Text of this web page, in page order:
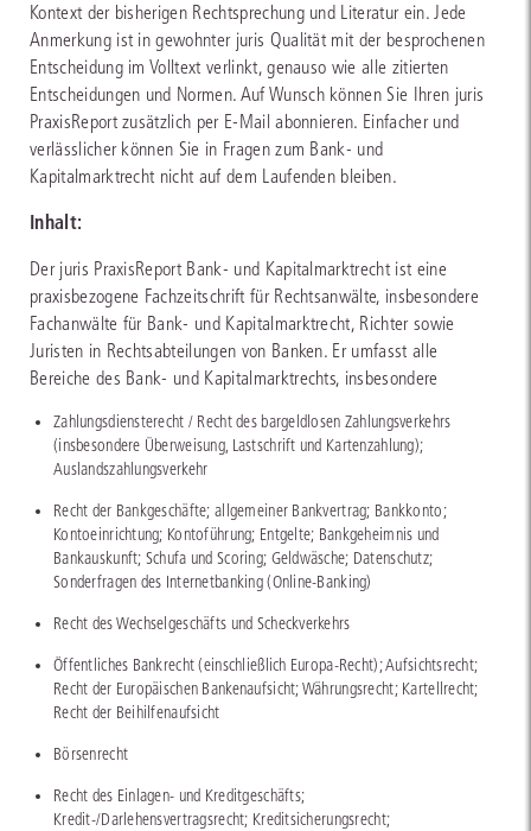
Kontext der bisherigen Rechtsprechung und Literatur ein. Jede
Anmerkung ist in gewohnter juris Qualität mit der besprochenen
Entscheidung im Volltext verlinkt, genauso wie alle zitierten
Entscheidungen und Normen. Auf Wunsch können Sie Ihren juris
PraxisReport zusätzlich per E-Mail abonnieren. Einfacher und
verlässlicher können Sie in Fragen zum Bank- und
Kapitalmarktrecht nicht auf dem Laufenden bleiben.
Inhalt:
Der juris PraxisReport Bank- und Kapitalmarktrecht ist eine
praxisbezogene Fachzeitschrift für Rechtsanwälte, insbesondere
Fachanwälte für Bank- und Kapitalmarktrecht, Richter sowie
Juristen in Rechtsabteilungen von Banken. Er umfasst alle
Bereiche des Bank- und Kapitalmarktrechts, insbesondere
Zahlungsdiensterecht / Recht des bargeldlosen Zahlungsverkehrs
(insbesondere Überweisung, Lastschrift und Kartenzahlung);
Auslandszahlungsverkehr
Recht der Bankgeschäfte; allgemeiner Bankvertrag; Bankkonto;
Kontoeinrichtung; Kontoführung; Entgelte; Bankgeheimnis und
Bankauskunft; Schufa und Scoring; Geldwäsche; Datenschutz;
Sonderfragen des Internetbanking (Online-Banking)
Recht des Wechselgeschäfts und Scheckverkehrs
Öffentliches Bankrecht (einschließlich Europa-Recht); Aufsichtsrecht;
Recht der Europäischen Bankenaufsicht; Währungsrecht; Kartellrecht;
Recht der Beihilfenaufsicht
Börsenrecht
Recht des Einlagen- und Kreditgeschäfts;
Kredit-/Darlehensvertragsrecht; Kreditsicherungsrecht;